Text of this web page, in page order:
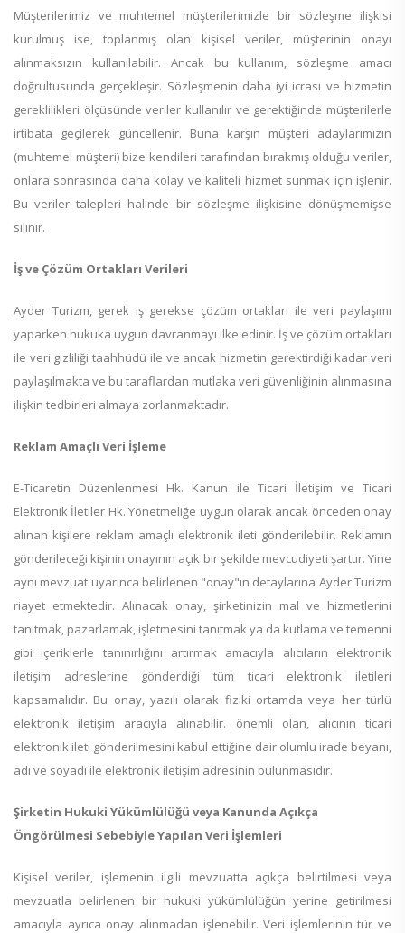
Müşterilerimiz ve muhtemel müşterilerimizle bir sözleşme ilişkisi
kurulmuş ise, toplanmış olan kişisel veriler, müşterinin onayı
alınmaksızın kullanılabilir. Ancak bu kullanım, sözleşme amacı
doğrultusunda gerçekleşir. Sözleşmenin daha iyi icrası ve hizmetin
gereklilikleri ölçüsünde veriler kullanılır ve gerektiğinde müşterilerle
irtibata geçilerek güncellenir. Buna karşın müşteri adaylarımızın
(muhtemel müşteri) bize kendileri tarafından bırakmış olduğu veriler,
onlara sonrasında daha kolay ve kaliteli hizmet sunmak için işlenir.
Bu veriler talepleri halinde bir sözleşme ilişkisine dönüşmemişse
silinir.
İş ve Çözüm Ortakları Verileri
Ayder Turizm, gerek iş gerekse çözüm ortakları ile veri paylaşımı
yaparken hukuka uygun davranmayı ilke edinir. İş ve çözüm ortakları
ile veri gizliliği taahhüdü ile ve ancak hizmetin gerektirdiği kadar veri
paylaşılmakta ve bu taraflardan mutlaka veri güvenliğinin alınmasına
ilişkin tedbirleri almaya zorlanmaktadır.
Reklam Amaçlı Veri İşleme
E-Ticaretin Düzenlenmesi Hk. Kanun ile Ticari İletişim ve Ticari
Elektronik İletiler Hk. Yönetmeliğe uygun olarak ancak önceden onay
alınan kişilere reklam amaçlı elektronik ileti gönderilebilir. Reklamın
gönderileceği kişinin onayının açık bir şekilde mevcudiyeti şarttır. Yine
aynı mevzuat uyarınca belirlenen "onay"ın detaylarına Ayder Turizm
riayet etmektedir. Alınacak onay, şirketinizin mal ve hizmetlerini
tanıtmak, pazarlamak, işletmesini tanıtmak ya da kutlama ve temenni
gibi içeriklerle tanınırlığını artırmak amacıyla alıcıların elektronik
iletişim adreslerine gönderdiği tüm ticari elektronik iletileri
kapsamalıdır. Bu onay, yazılı olarak fiziki ortamda veya her türlü
elektronik iletişim aracıyla alınabilir. önemli olan, alıcının ticari
elektronik ileti gönderilmesini kabul ettiğine dair olumlu irade beyanı,
adı ve soyadı ile elektronik iletişim adresinin bulunmasıdır.
Şirketin Hukuki Yükümlülüğü veya Kanunda Açıkça
Öngörülmesi Sebebiyle Yapılan Veri İşlemleri
Kişisel veriler, işlemenin ilgili mevzuatta açıkça belirtilmesi veya
mevzuatla belirlenen bir hukuki yükümlülüğün yerine getirilmesi
amacıyla ayrıca onay alınmadan işlenebilir. Veri işlemlerinin tür ve